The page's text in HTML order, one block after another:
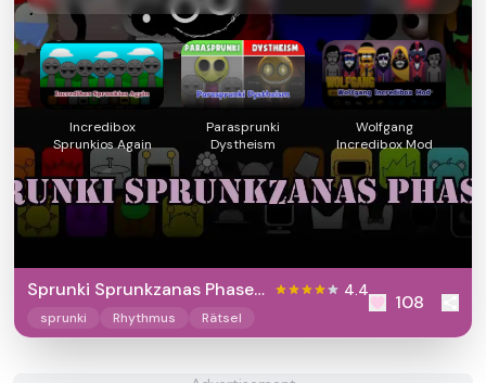
Incredibox
Sprunkios Again
Parasprunki
Dystheism
Wolfgang
Incredibox Mod
Sprunki Sprunkzanas Phase
4.4
sprunki Rhythmus Rätsel
108